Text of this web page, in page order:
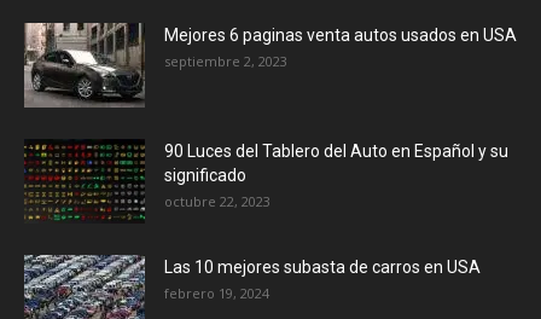
Mejores 6 paginas venta autos usados en USA
septiembre 2, 2023
90 Luces del Tablero del Auto en Español y su
significado
octubre 22, 2023
Las 10 mejores subasta de carros en USA
febrero 19, 2024